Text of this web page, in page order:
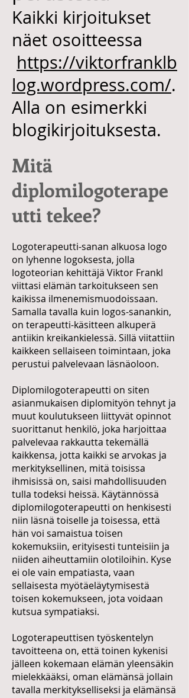
Kaikki kirjoitukset
näet osoitteessa
https://viktorfranklb
log.wordpress.com/.
Alla on esimerkki
blogikirjoituksesta.
Mitä
diplomilogoterape
utti tekee?
Logoterapeutti-sanan alkuosa logo
on lyhenne logoksesta, jolla
logoteorian kehittäjä Viktor Frankl
viittasi elämän tarkoitukseen sen
kaikissa ilmenemismuodoissaan.
Samalla tavalla kuin logos-sanankin,
on terapeutti-käsitteen alkuperä
antiikin kreikankielessä. Sillä viitattiin
kaikkeen sellaiseen toimintaan, joka
perustui palvelevaan läsnäoloon.
Diplomilogoterapeutti on siten
asianmukaisen diplomityön tehnyt ja
muut koulutukseen liittyvät opinnot
suorittanut henkilö, joka harjoittaa
palvelevaa rakkautta tekemällä
kaikkensa, jotta kaikki se arvokas ja
merkityksellinen, mitä toisissa
ihmisissä on, saisi mahdollisuuden
tulla todeksi heissä. Käytännössä
diplomilogoterapeutti on henkisesti
niin läsnä toiselle ja toisessa, että
hän voi samaistua toisen
kokemuksiin, erityisesti tunteisiin ja
niiden aiheuttamiin olotiloihin. Kyse
ei ole vain empatiasta, vaan
sellaisesta myötäeläytymisestä
toisen kokemukseen, jota voidaan
kutsua sympatiaksi.
Logoterapeuttisen työskentelyn
tavoitteena on, että toinen kykenisi
jälleen kokemaan elämän yleensäkin
mielekkääksi, oman elämänsä jollain
tavalla merkitykselliseksi ja elämänsä